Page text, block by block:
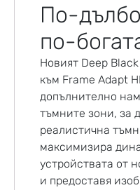
По-
по-
Новият Deep
към Frame Adapt
допълнително
тъмните зони, за
реалистична
максимизира
устройствата от
и предоставя